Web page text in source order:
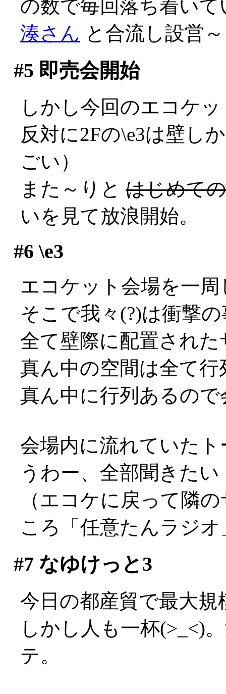
の数で毎回落ち着い
湊さん と合流し設営
#5 即売会開始
しかし今回のエコケ
反対に2Fの\e3は壁し
ごい）
また～りと はじめての
いを見て放浪開始。
#6 \e3
エコケット会場を一
そこで我々(?)は衝撃
全て壁際に配置され
真ん中の空間は全て
真ん中に行列あるの
会場内に流れていた
うわー、全部聞きたい
（エコケに戻って隣
ころ「任意たんラジ
#7 なゆけっと3
今日の都産貿で最大
しかし人も一杯(>_<)
テ。